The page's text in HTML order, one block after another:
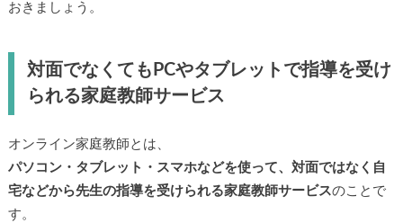
おきましょう。
対面でなくてもPCやタブレットで指導を受け
られる家庭教師サービス
オンライン家庭教師とは、
パソコン・タブレット・スマホなどを使って、対面ではなく自
宅などから先生の指導を受けられる家庭教師サービスのことで
す。